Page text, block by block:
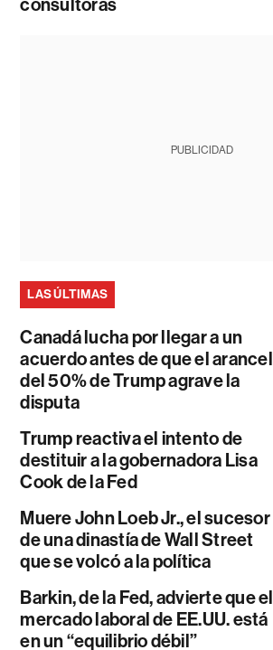
PUBLICIDAD
LAS ÚLTIMAS
Canadá lucha por llegar a un
acuerdo antes de que el arancel
del 50% de Trump agrave la
disputa
Trump reactiva el intento de
destituir a la gobernadora Lisa
Cook de la Fed
Muere John Loeb Jr., el sucesor
de una dinastía de Wall Street
que se volcó a la política
Barkin, de la Fed, advierte que el
mercado laboral de EE.UU. está
en un “equilibrio débil”